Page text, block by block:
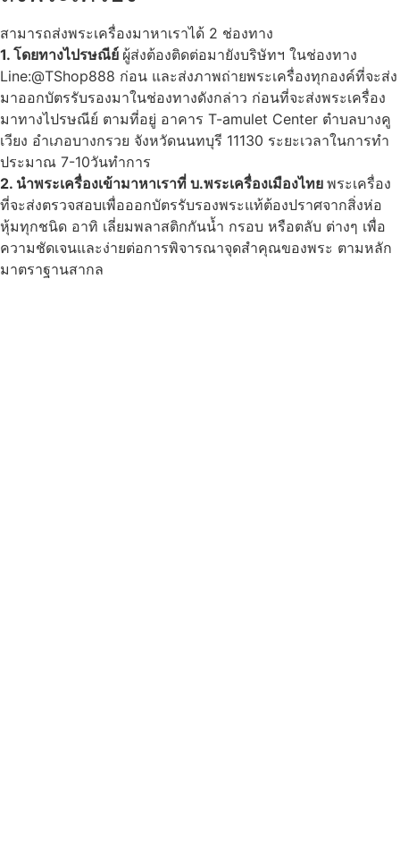
สามารถส่งพระเครื่องมาหาเราได้ 2 ช่องทาง
1. โดยทางไปรษณีย์ ผู้ส่งต้องติดต่อมายังบริษัทฯ ในช่องทาง
Line:@TShop888 ก่อน และส่งภาพถ่ายพระเครื่องทุกองค์ที่จะส่ง
มาออกบัตรรับรองมาในช่องทางดังกล่าว ก่อนที่จะส่งพระเครื่อง
มาทางไปรษณีย์ ตามที่อยู่ อาคาร T-amulet Center ตำบลบางคู
เวียง อำเภอบางกรวย จังหวัดนนทบุรี 11130 ระยะเวลาในการทำ
ประมาณ 7-10วันทำการ
2. นำพระเครื่องเข้ามาหาเราที่ บ.พระเครื่องเมืองไทย พระเครื่อง
ที่จะส่งตรวจสอบเพื่อออกบัตรรับรองพระแท้ต้องปราศจากสิ่งห่อ
หุ้มทุกชนิด อาทิ เลี่ยมพลาสติกกันน้ำ กรอบ หรือตลับ ต่างๆ เพื่อ
ความชัดเจนและง่ายต่อการพิจารณาจุดสำคุณของพระ ตามหลัก
มาตราฐานสากล